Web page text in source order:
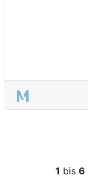
1 bis 6